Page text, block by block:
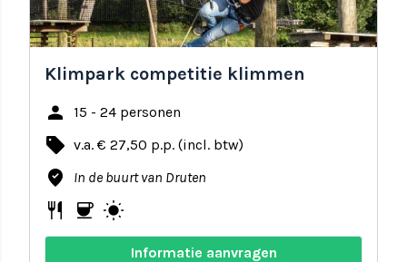
Klimpark competitie klimmen
person 15 - 24 personen
local_offer v.a. € 27,50 p.p. (incl. btw)
where_to_vote In de buurt van Druten
restaurant coffee wb_sunny
Informatie aanvragen